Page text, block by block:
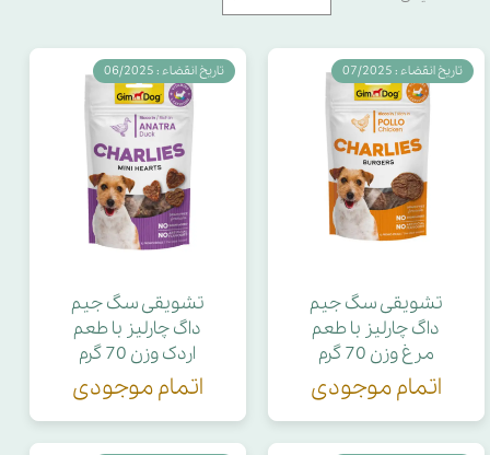
تشویقی سگ جیم
داگ چارلیز با طعم
مرغ وزن 70 گرم
اتمام موجودی
تاریخ انقضاء : 07/2025
تشویقی سگ جیم
داگ چارلیز با طعم
اردک وزن 70 گرم
اتمام موجودی
تاریخ انقضاء : 06/2025